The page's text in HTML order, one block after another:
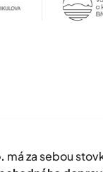
má za sebou